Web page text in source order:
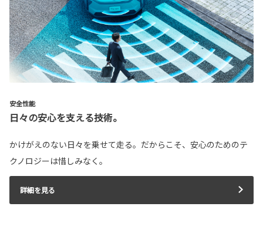
安全性能
日々の安心を支える技術。
かけがえのない日々を乗せて走る。だからこそ、安心のためのテ
クノロジーは惜しみなく。
詳細を見る